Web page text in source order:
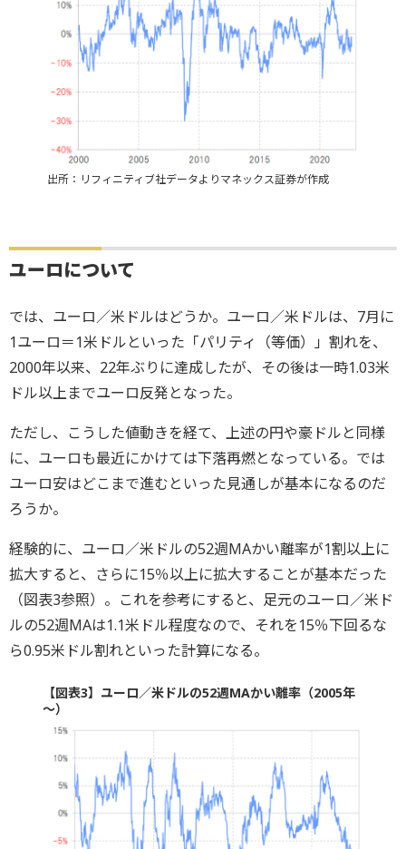
出所：リフィニティブ社データよりマネックス証券が作成
ユーロについて
では、ユーロ／米ドルはどうか。ユーロ／米ドルは、7月に
1ユーロ＝1米ドルといった「パリティ（等価）」割れを、
2000年以来、22年ぶりに達成したが、その後は一時1.03米
ドル以上までユーロ反発となった。
ただし、こうした値動きを経て、上述の円や豪ドルと同様
に、ユーロも最近にかけては下落再燃となっている。では
ユーロ安はどこまで進むといった見通しが基本になるのだ
ろうか。
経験的に、ユーロ／米ドルの52週MAかい離率が1割以上に
拡大すると、さらに15％以上に拡大することが基本だった
（図表3参照）。これを参考にすると、足元のユーロ／米ド
ルの52週MAは1.1米ドル程度なので、それを15％下回るな
ら0.95米ドル割れといった計算になる。
【図表3】ユーロ／米ドルの52週MAかい離率（2005年
～）